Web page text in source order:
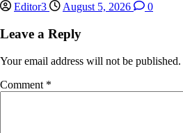
Editor3 August 5, 2026 0
Leave a Reply
Your email address will not be published.
Comment *